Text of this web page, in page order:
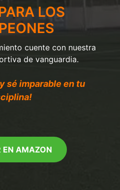
LOS
cuente con nuestra
de vanguardia.
sé imparable en tu
EN AMAZON